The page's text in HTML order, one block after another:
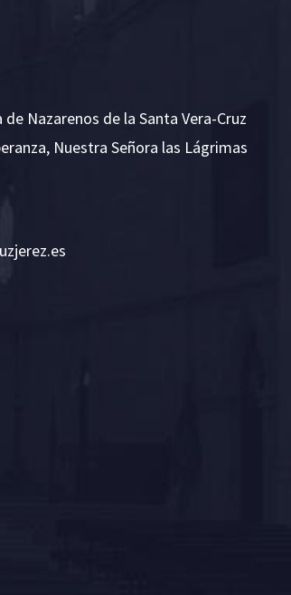
Nazarenos de la Santa Vera-Cruz
Nuestra Señora las Lágrimas
se.ze
rejzu